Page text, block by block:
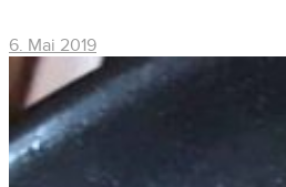
6. Mai 2019